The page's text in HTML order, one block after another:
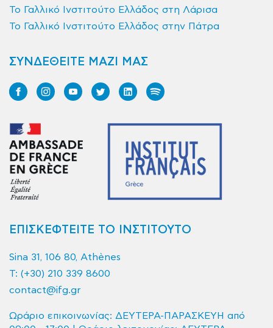
Το Γαλλικό Ινστιτούτο Ελλάδος στη Λάρισα
Το Γαλλικό Ινστιτούτο Ελλάδος στην Πάτρα
ΣΥΝΔΕΘΕΙΤΕ ΜΑΖΙ ΜΑΣ
ΕΠΙΣΚΕΦΤΕΙΤΕ ΤΟ ΙΝΣΤΙΤΟΥΤΟ
Sina 31, 106 80, Athènes
T: (+30) 210 339 8600
contact@ifg.gr
Ωράριο επικοινωνίας: ΔΕΥΤΕΡΑ-ΠΑΡΑΣΚΕΥΗ από